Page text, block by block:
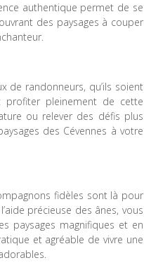
authentique permet de se
des paysages à couper
de randonneurs, qu’ils soient
profiter pleinement de cette
ou relever des défis plus
des Cévennes à votre
fidèles sont là pour
précieuse des ânes, vous
paysages magnifiques et en
et agréable de vivre une